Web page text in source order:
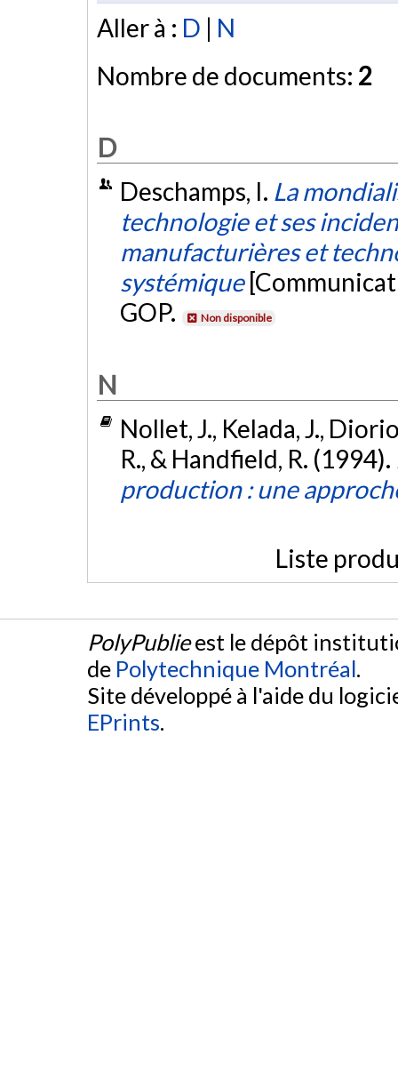
Aller à : D | N
Nombre de documents: 2
D
Deschamps, I. La
technologie et ses
manufacturières et
systémique
GOP.
Non disponible
N
Nollet, J., Kelada, J.,
R., & Handfield, R. (1994).
production : une
Liste
PolyPublieest le dépôt
de Polytechnique Montréal.
Site développé à l'aide du
EPrints.